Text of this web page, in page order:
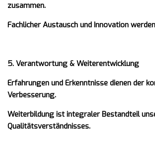
zusammen.
Fachlicher Austausch und Innovation
5. Verantwortung & Weiterentwicklung
Erfahrungen und Erkenntnisse dienen der
Verbesserung.
Weiterbildung ist integraler Bestandteil
Qualitätsverständnisses.